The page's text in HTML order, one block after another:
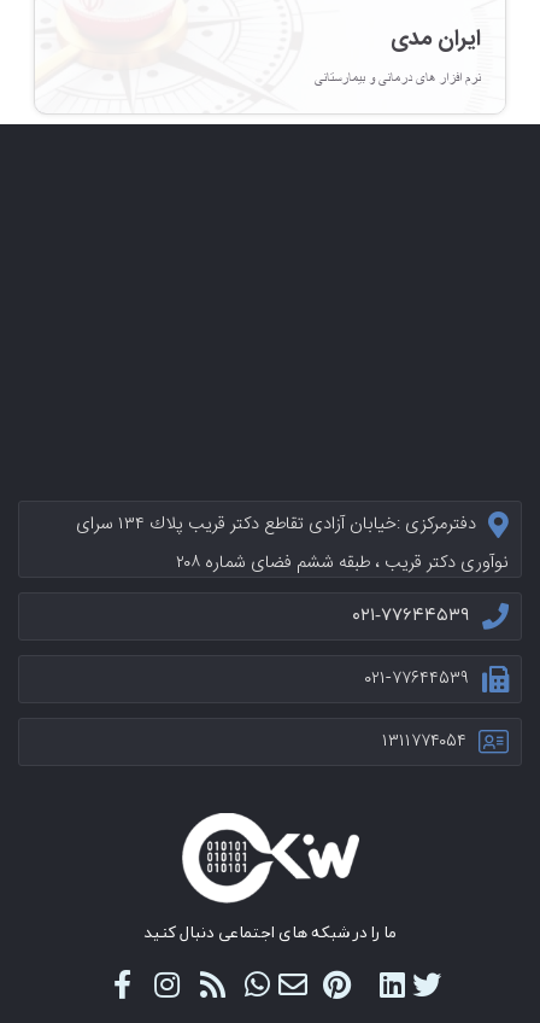
ایران مدی
نرم افزار های درمانی و بیمارستانی
دفترمرکزی :خيابان آزادی تقاطع دکتر قریب پلاك ۱۳۴ سرای
نوآوری دکتر قریب ، طبقه ششم فضای شماره ۲۰۸
۰۲۱-۷۷۶۴۴۵۳۹
۰۲۱-۷۷۶۴۴۵۳۹
ما را در شبکه های اجتماعی دنبال کنید